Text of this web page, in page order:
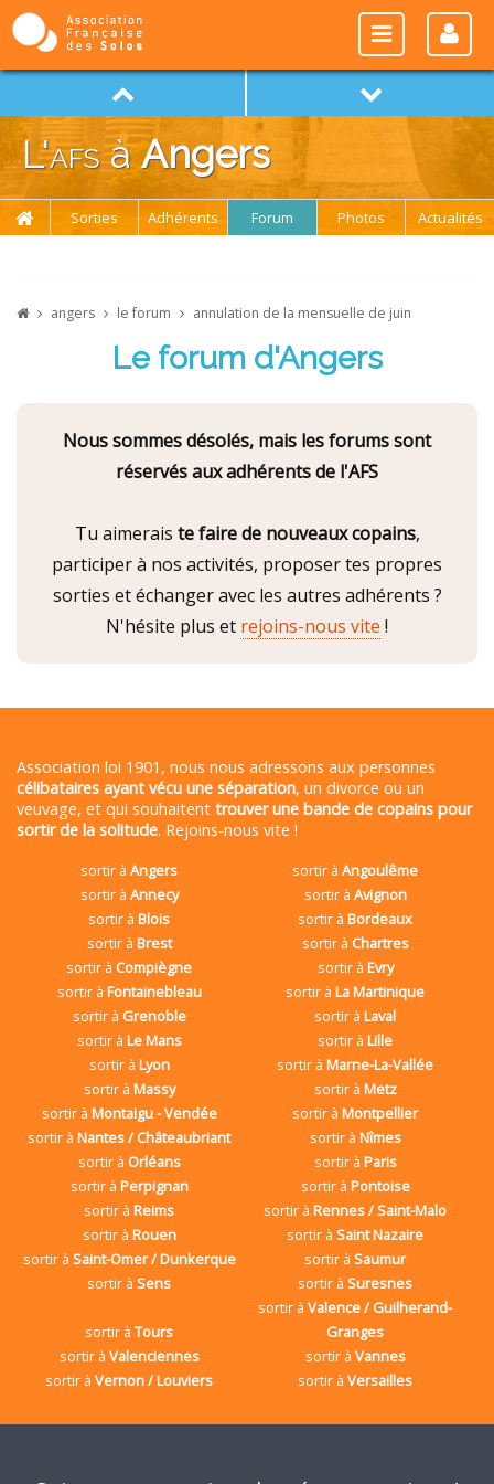
L'afsàAngers
Sorties Adhérents Forum Photos Actualités
angers le forum annulation de la mensuelle de juin
Le forum d'Angers
Nous sommes désolés, mais les forums sont
réservés aux adhérents de l'AFS
Tu aimerais te faire de nouveaux copains,
participer à nos activités, proposer tes propres
sorties et échanger avec les autres adhérents ?
N'hésite plus et rejoins-nous vite !
Association loi 1901, nous nous adressons aux personnes
célibataires ayant vécu une séparation, un divorce ou un
veuvage, et qui souhaitent trouver une bande de copains pour
sortir de la solitude. Rejoins-nous vite !
sortir àAngers sortir àAngoulême
sortir à Annecy sortir à Avignon
sortir àBlois sortir àBordeaux
sortir à Brest sortir à Chartres
sortir à Compiègne sortir à Evry
sortir à Fontainebleau sortir àLa Martinique
sortir à Grenoble sortir àLaval
sortir à Le Mans sortir àLille
sortir à Lyon sortir àMarne-La-Vallée
sortir à Massy sortir à Metz
sortir à Montaigu - Vendée sortir àMontpellier
sortir àNantes / Châteaubriant sortir à Nîmes
sortir à Orléans sortir à Paris
sortir à Perpignan sortir à Pontoise
sortir àReims sortir àRennes / Saint-Malo
sortir à Rouen sortir àSaint Nazaire
sortir à Saint-Omer / Dunkerque sortir àSaumur
sortir àSens sortir àSuresnes
sortir àTours
sortir àValence / Guilherand-
Granges
sortir à Valenciennes sortir à Vannes
sortir àVernon / Louviers sortir àVersailles